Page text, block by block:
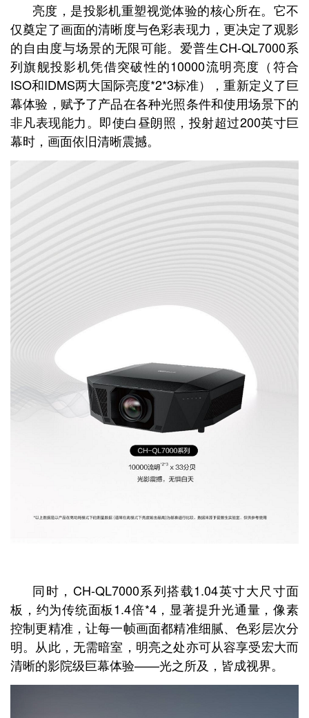
亮度，是投影机重塑视觉体验的核心所在。它不
仅奠定了画面的清晰度与色彩表现力，更决定了观影
的自由度与场景的无限可能。爱普生CH-QL7000系
列旗舰投影机凭借突破性的10000流明亮度（符合
ISO和IDMS两大国际亮度*2*3标准），重新定义了巨
幕体验，赋予了产品在各种光照条件和使用场景下的
非凡表现能力。即使白昼朗照，投射超过200英寸巨
幕时，画面依旧清晰震撼。
同时，CH-QL7000系列搭载1.04英寸大尺寸面
板，约为传统面板1.4倍*4，显著提升光通量，像素
控制更精准，让每一帧画面都精准细腻、色彩层次分
明。从此，无需暗室，明亮之处亦可从容享受宏大而
清晰的影院级巨幕体验——光之所及，皆成视界。